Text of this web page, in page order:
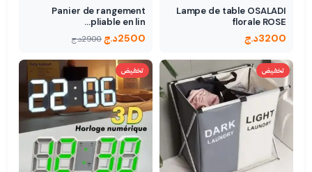
Lampe de table OSALADI
florale ROSE
3200د.ج
Panier de rangement
pliable en lin…
2500د.ج 2900د.ج
تخفيض تخفيض